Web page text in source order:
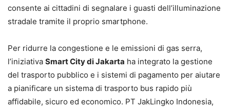
consente ai cittadini di segnalare i guasti dell’illuminazione
stradale tramite il proprio smartphone.
Per ridurre la congestione e le emissioni di gas serra,
l’iniziativa Smart City di Jakarta ha integrato la gestione
del trasporto pubblico e i sistemi di pagamento per aiutare
a pianificare un sistema di trasporto bus rapido più
affidabile, sicuro ed economico. PT JakLingko Indonesia,